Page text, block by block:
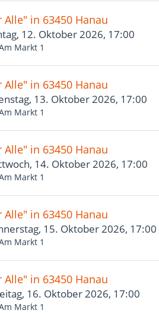
in 63450 Hanau
12. Oktober 2026, 17:00
Markt 1
in 63450 Hanau
13. Oktober 2026, 17:00
Markt 1
in 63450 Hanau
14. Oktober 2026, 17:00
Markt 1
in 63450 Hanau
15. Oktober 2026, 17:00
Markt 1
in 63450 Hanau
16. Oktober 2026, 17:00
Markt 1